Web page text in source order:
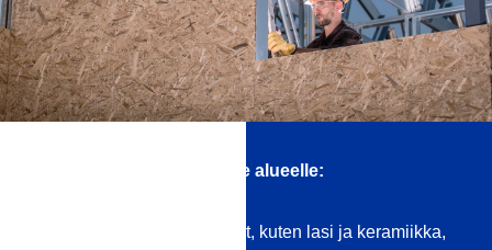
Yleistiivisteitä on kahdelle alueelle:
Imukykyiset / kovat pinnat, kuten lasi ja keramiikka,